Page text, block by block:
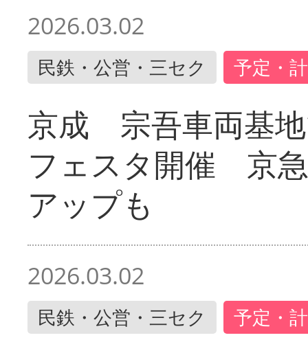
2026.03.02
民鉄・公営・三セク 予定・
京成 宗吾車両基
フェスタ開催 京
アップも
2026.03.02
民鉄・公営・三セク 予定・